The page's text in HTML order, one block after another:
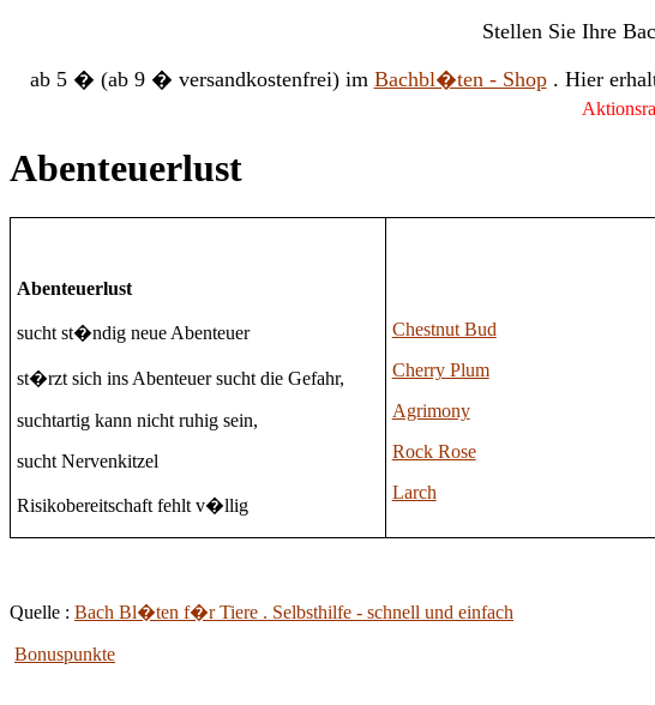
Stellen Sie Ihre
ab 5 � (ab 9 � versandkostenfrei) im Bachbl�ten - Shop. Hier
Abenteuerlust
Abenteuerlust
sucht st�ndig neue Abenteuer
st�rzt sich ins Abenteuer sucht die Gefahr,
suchtartig kann nicht ruhig sein,
sucht Nervenkitzel
Risikobereitschaft fehlt v�llig
Chestnut Bud
Cherry Plum
Agrimony
Rock Rose
Larch
Quelle : Bach Bl�ten f�r Tiere . Selbsthilfe - schnell und einfach
Bonuspunkte